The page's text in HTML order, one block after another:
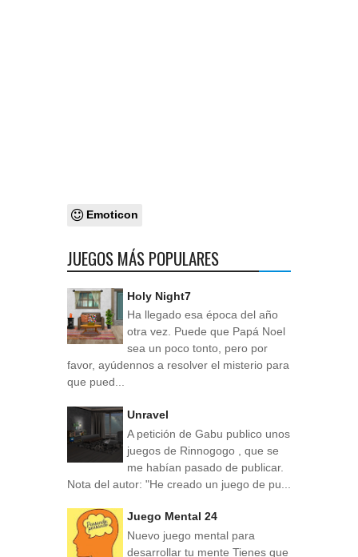
Emoticon
JUEGOS MÁS POPULARES
Holy Night7
Ha llegado esa época del año
otra vez. Puede que Papá Noel
sea un poco tonto, pero por
favor, ayúdennos a resolver el misterio para
que pued...
Unravel
A petición de Gabu publico unos
juegos de Rinnogogo , que se
me habían pasado de publicar.
Nota del autor: "He creado un juego de pu...
Juego Mental 24
Nuevo juego mental para
desarrollar tu mente Tienes que